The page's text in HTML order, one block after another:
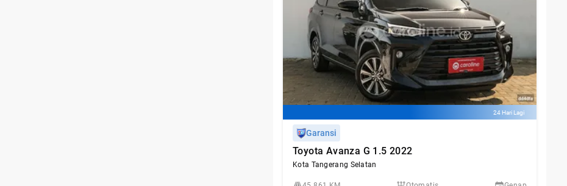
24 Hari Lagi
Garansi
Toyota Avanza G 1.5 2022
Kota Tangerang Selatan